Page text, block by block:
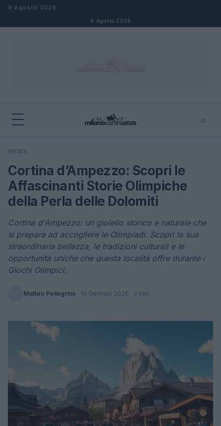
Salta al contenuto
9 Agosto 2026
9 Agosto 2026
⌕
Cerca
NEWS
Cortina d’Ampezzo: Scopri le
Affascinanti Storie Olimpiche
della Perla delle Dolomiti
Cortina d'Ampezzo: un gioiello storico e naturale che
si prepara ad accogliere le Olimpiadi. Scopri la sua
straordinaria bellezza, le tradizioni culturali e le
opportunità uniche che questa località offre durante i
Giochi Olimpici.
Matteo Pellegrino · 19 Gennaio 2026 · 3 min